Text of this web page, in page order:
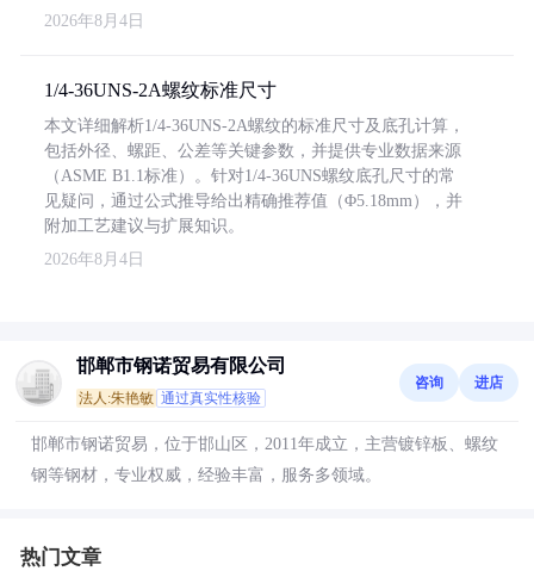
2026年8月4日
1/4-36UNS-2A螺纹标准尺寸
本文详细解析1/4-36UNS-2A螺纹的标准尺寸及底孔计算，
包括外径、螺距、公差等关键参数，并提供专业数据来源
（ASME B1.1标准）。针对1/4-36UNS螺纹底孔尺寸的常
见疑问，通过公式推导给出精确推荐值（Φ5.18mm），并
附加工艺建议与扩展知识。
2026年8月4日
邯郸市钢诺贸易有限公司
法人:朱艳敏 通过真实性核验
咨询 进店
邯郸市钢诺贸易，位于邯山区，2011年成立，主营镀锌板、螺纹
钢等钢材，专业权威，经验丰富，服务多领域。
热门文章